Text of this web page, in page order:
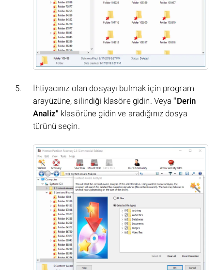
İhtiyacınız olan dosyayı bulmak için program
arayüzüne, silindiği klasöre gidin. Veya"Derin
Analiz" klasörüne gidin ve aradığınız dosya
türünü seçin.